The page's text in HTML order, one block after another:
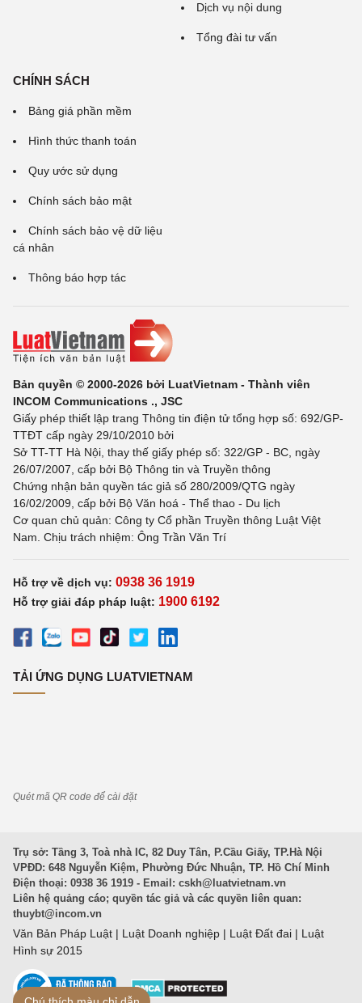
Dịch vụ nội dung
Tổng đài tư vấn
CHÍNH SÁCH
Bảng giá phần mềm
Hình thức thanh toán
Quy ước sử dụng
Chính sách bảo mật
Chính sách bảo vệ dữ liệu
cá nhân
Thông báo hợp tác
Bản quyền © 2000-2026 bởi LuatVietnam - Thành viên
INCOM Communications ., JSC
Giấy phép thiết lập trang Thông tin điện tử tổng hợp số: 692/GP-
TTĐT cấp ngày 29/10/2010 bởi
Sở TT-TT Hà Nội, thay thế giấy phép số: 322/GP - BC, ngày
26/07/2007, cấp bởi Bộ Thông tin và Truyền thông
Chứng nhận bản quyền tác giả số 280/2009/QTG ngày
16/02/2009, cấp bởi Bộ Văn hoá - Thể thao - Du lịch
Cơ quan chủ quản: Công ty Cổ phần Truyền thông Luật Việt
Nam. Chịu trách nhiệm: Ông Trần Văn Trí
Hỗ trợ về dịch vụ: 0938 36 1919
Hỗ trợ giải đáp pháp luật: 1900 6192
TẢI ỨNG DỤNG LUATVIETNAM
Quét mã QR code để cài đặt
Trụ sở: Tầng 3, Toà nhà IC, 82 Duy Tân, P.Cầu Giấy, TP.Hà Nội
VPĐD: 648 Nguyễn Kiệm, Phường Đức Nhuận, TP. Hồ Chí Minh
Điện thoại: 0938 36 1919 - Email: cskh@luatvietnam.vn
Liên hệ quảng cáo; quyền tác giả và các quyền liên quan:
thuybt@incom.vn
Văn Bản Pháp Luật | Luật Doanh nghiệp | Luật Đất đai | Luật
Hình sự 2015